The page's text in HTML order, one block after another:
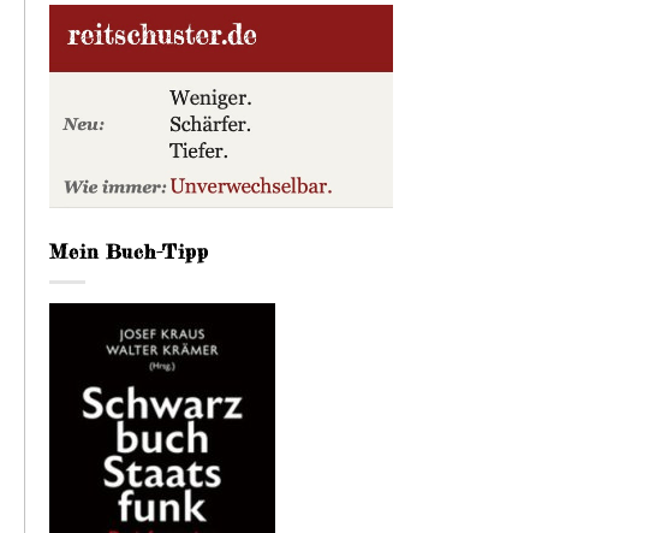
Mein Buch-Tipp